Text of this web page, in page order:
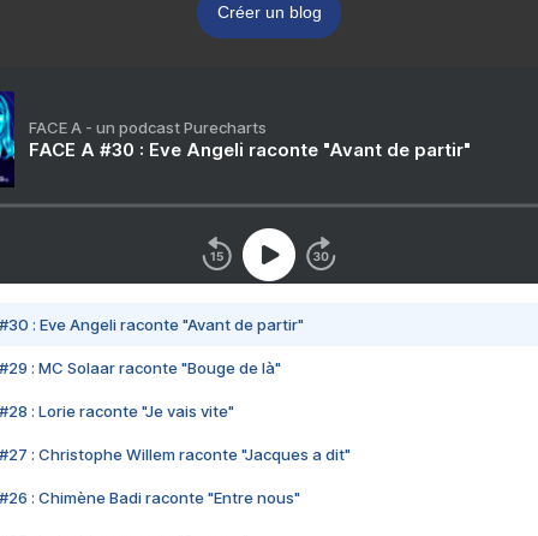
Créer un blog
FACE A - un podcast Purecharts
FACE A #30 : Eve Angeli raconte "Avant de partir"
#30 : Eve Angeli raconte "Avant de partir"
#29 : MC Solaar raconte "Bouge de là"
#28 : Lorie raconte "Je vais vite"
#27 : Christophe Willem raconte "Jacques a dit"
#26 : Chimène Badi raconte "Entre nous"